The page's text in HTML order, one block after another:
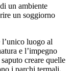
un ambiente
un soggiorno
l’unico luogo al
e l’impegno
creare quelle
i parchi termali,